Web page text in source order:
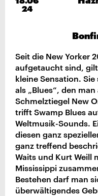
24
Seit die New Yorker
aufgetaucht sind,
kleine Sensation.
als „Blues“, den
Schmelztiegel New
trifft Swamp Blues
Weltmusik-Sounds.
diesen ganz
ganz treffend
Waits und Kurt Weill
Mississippi
Bestehen darf man
überwältigendes